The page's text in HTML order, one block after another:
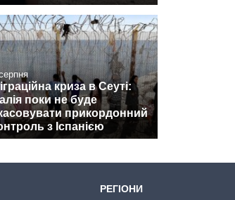
криза в Сеуті:
поки не буде
прикордонний
з Іспанією
РЕГІОНИ